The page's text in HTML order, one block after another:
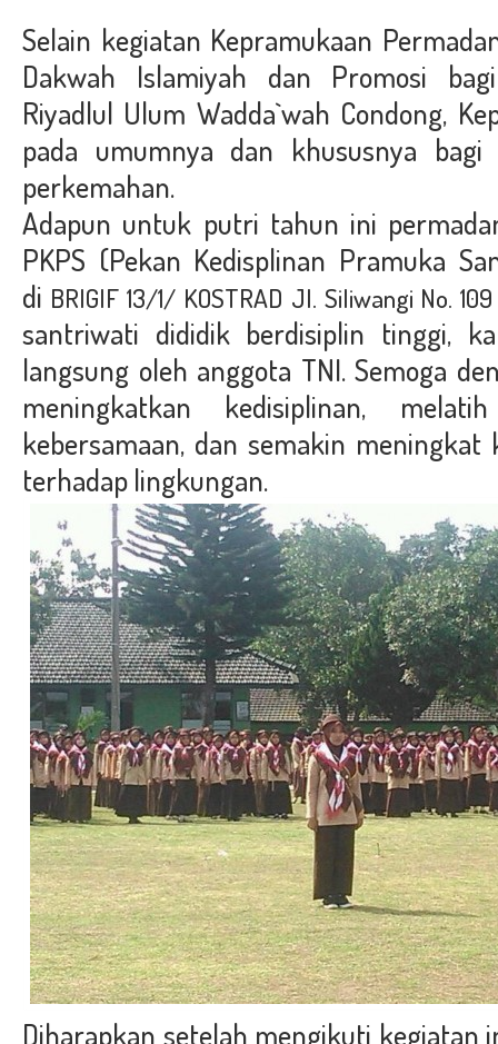
Selain kegiatan Kepramukaan
Dakwah Islamiyah dan Promosi
Riyadlul Ulum Wadda`wah Condong,
pada umumnya dan khususnya
perkemahan.
Adapun untuk putri tahun ini
PKPS (Pekan Kedisplinan Pramuka
di BRIGIF 13/1/ KOSTRAD Jl. Siliwangi No.
santriwati dididik berdisiplin tinggi,
langsung oleh anggota TNI. Semoga
meningkatkan kedisiplinan,
kebersamaan, dan semakin meningkat
terhadap lingkungan.
Diharapkan setelah mengikuti kegiatan